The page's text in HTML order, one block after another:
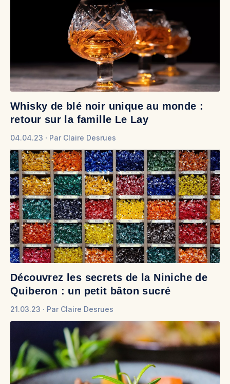
Whisky de blé noir unique au monde :
retour sur la famille Le Lay
04.04.23 Par Claire Desrues
Découvrez les secrets de la Niniche de
Quiberon : un petit bâton sucré
21.03.23 Par Claire Desrues